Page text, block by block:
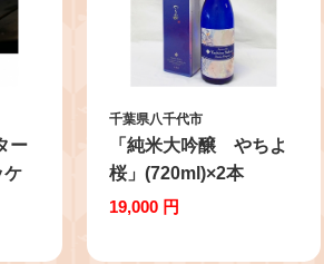
ー
ケ
イ
千葉県八千代市
「純米大吟醸 やちよ
桜」(720ml)×2本
【1075383】
19,000 円